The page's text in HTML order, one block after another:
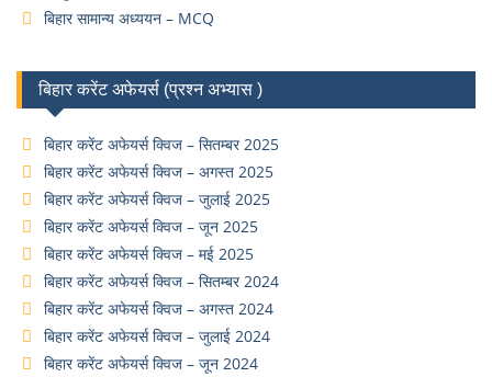
बिहार सामान्य अध्ययन – MCQ
बिहार करेंट अफेयर्स (प्रश्न अभ्यास )
बिहार करेंट अफेयर्स क्विज – सितम्बर 2025
बिहार करेंट अफेयर्स क्विज – अगस्त 2025
बिहार करेंट अफेयर्स क्विज – जुलाई 2025
बिहार करेंट अफेयर्स क्विज – जून 2025
बिहार करेंट अफेयर्स क्विज – मई 2025
बिहार करेंट अफेयर्स क्विज – सितम्बर 2024
बिहार करेंट अफेयर्स क्विज – अगस्त 2024
बिहार करेंट अफेयर्स क्विज – जुलाई 2024
बिहार करेंट अफेयर्स क्विज – जून 2024